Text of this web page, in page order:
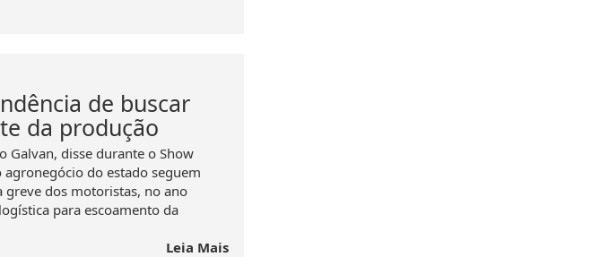
de buscar
da produção
Galvan, disse durante o Show
agronegócio do estado seguem
dos motoristas, no ano
para escoamento da
Leia Mais